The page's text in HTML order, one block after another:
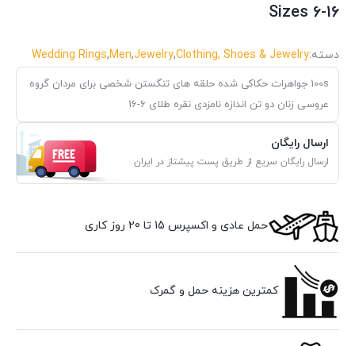
Sizes 6-16
دسته:Clothing, Shoes & Jewelry
,
Jewelry
,
Men
,
Wedding Rings
100s جواهرات حکاکی شده حلقه های تنگستن شخصی برای مردان گروه
عروسی زنان دو تن اندازه نامزدی نقره طلای 6-16
ارسال رایگان
ارسال رایگان سریع از طریق پست پیشتاز در ایران
حمل عادی و اکسپرس 15 تا 20 روز کاری
کمترین هزینه حمل و گمرک